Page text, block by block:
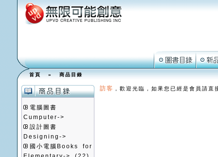
首頁»商品目錄
電腦圖書
Cumputer->
設計圖書
Designing->
國小電腦Books for
訪客 ，歡迎光臨，如果您已經是會員請直